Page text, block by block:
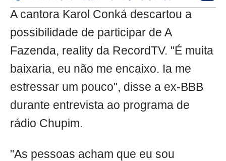
A cantora Karol Conká descartou a
possibilidade de participar de A
Fazenda, reality da RecordTV. "É muita
baixaria, eu não me encaixo. Ia me
estressar um pouco", disse a ex-BBB
durante entrevista ao programa de
rádio Chupim.
"As pessoas acham que eu sou